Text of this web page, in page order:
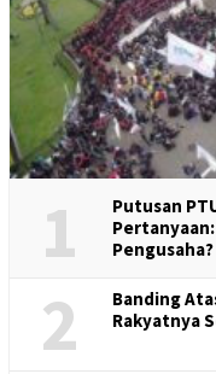
1
Putusan
Pengusaha?
2
Banding
Rakyatnya